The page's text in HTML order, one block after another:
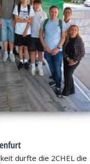
durfte die 2CHEL die